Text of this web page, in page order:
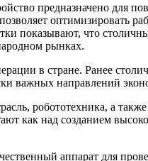
предназначено для
оптимизировать
показывают, что
рынках.
в стране. Ранее
важных направлений
робототехника, а
как над созданием
аппарат для